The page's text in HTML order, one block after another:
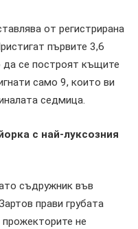
от регистрирана
първите 3,6
да се построят къщите
само 9, които ви
седмица.
с най-луксозния
съдружник във
прави грубата
не